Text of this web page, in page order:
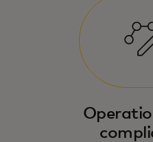
Our
risks, from
and